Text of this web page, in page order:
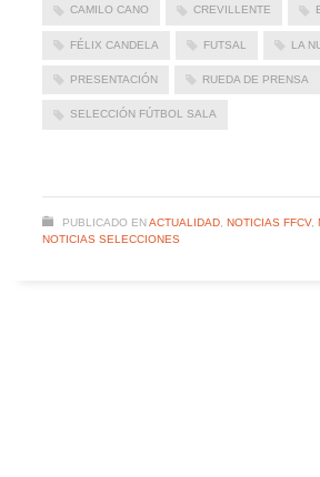
CAMILO CANO CREVILLENTE
FÉLIX CANDELA FUTSAL LA
PRESENTACIÓN RUEDA DE PRENSA
SELECCIÓN FÚTBOL SALA
PUBLICADO EN ACTUALIDAD, NOTICIAS FFCV,
NOTICIAS SELECCIONES